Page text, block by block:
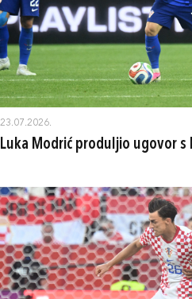
23.07.2026.
Luka Modrić produljio ugovor s